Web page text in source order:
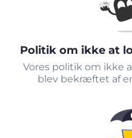
Politik om ikke at
Vores politik om ikke
blev bekræftet af